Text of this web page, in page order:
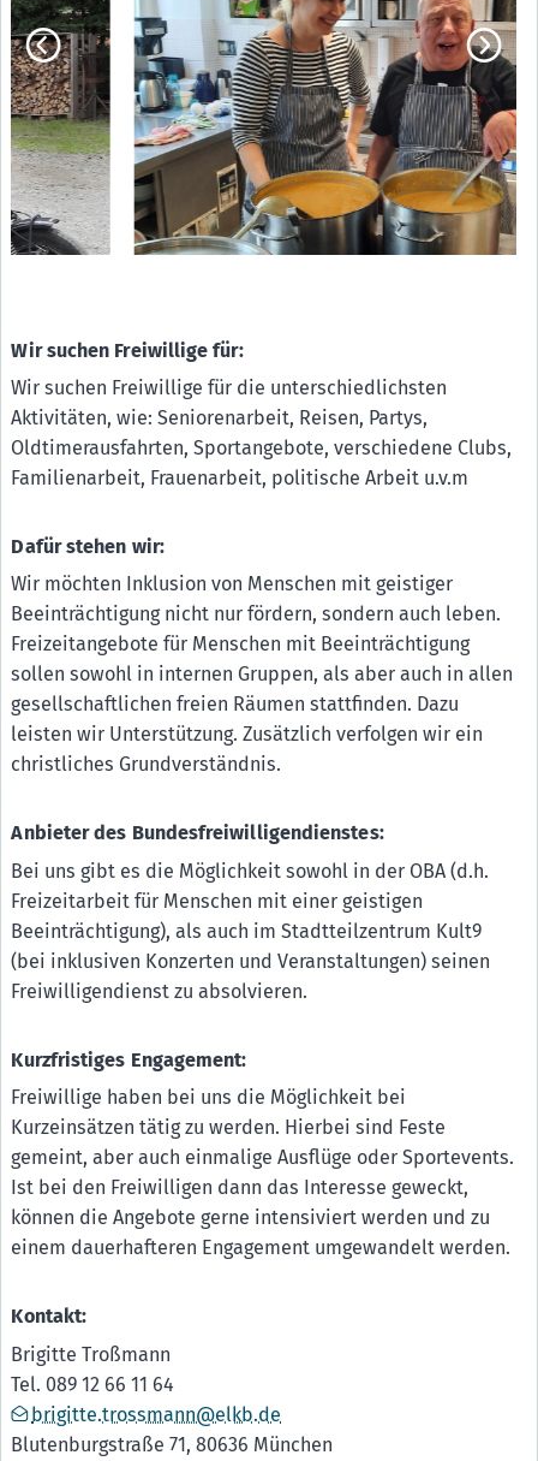
E4 Mama lernt Deutsch-Verein für Fraueninteressen e.V.
E5 Münchner Aids-Hilfe e.V.
E6 Münchner Nachbarschaftstreffs
E10 Offene Behindertenarbeit evan. in der Region
E8 Radio LORA München
E11 SchlaU - Trägerkreis Junge Flüchtlinge e.V.
Wir suchen Freiwillige für:
Wir suchen Freiwillige für die unterschiedlichsten
Aktivitäten, wie: Seniorenarbeit, Reisen, Partys,
Oldtimerausfahrten, Sportangebote, verschiedene Clubs,
Familienarbeit, Frauenarbeit, politische Arbeit u.v.m
Dafür stehen wir:
Wir möchten Inklusion von Menschen mit geistiger
Beeinträchtigung nicht nur fördern, sondern auch leben.
Freizeitangebote für Menschen mit Beeinträchtigung
sollen sowohl in internen Gruppen, als aber auch in allen
gesellschaftlichen freien Räumen stattfinden. Dazu
leisten wir Unterstützung. Zusätzlich verfolgen wir ein
christliches Grundverständnis.
Anbieter des Bundesfreiwilligendienstes:
Bei uns gibt es die Möglichkeit sowohl in der OBA (d.h.
Freizeitarbeit für Menschen mit einer geistigen
Beeinträchtigung), als auch im Stadtteilzentrum Kult9
(bei inklusiven Konzerten und Veranstaltungen) seinen
Freiwilligendienst zu absolvieren.
Kurzfristiges Engagement:
Freiwillige haben bei uns die Möglichkeit bei
Kurzeinsätzen tätig zu werden. Hierbei sind Feste
gemeint, aber auch einmalige Ausflüge oder Sportevents.
Ist bei den Freiwilligen dann das Interesse geweckt,
können die Angebote gerne intensiviert werden und zu
einem dauerhafteren Engagement umgewandelt werden.
Kontakt:
Brigitte Troßmann
Tel. 089 12 66 11 64
brigitte.trossmann@elkb.de
Blutenburgstraße 71, 80636 München